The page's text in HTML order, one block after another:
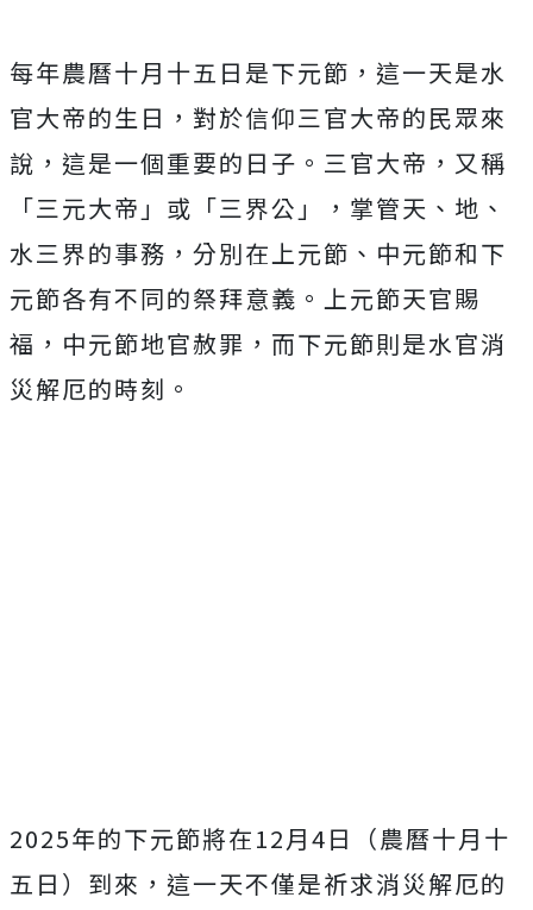
每年農曆十月十五日是下元節，這一天是水
官大帝的生日，對於信仰三官大帝的民眾來
說，這是一個重要的日子。三官大帝，又稱
「三元大帝」或「三界公」，掌管天、地、
水三界的事務，分別在上元節、中元節和下
元節各有不同的祭拜意義。上元節天官賜
福，中元節地官赦罪，而下元節則是水官消
災解厄的時刻。
2025年的下元節將在12月4日（農曆十月十
五日）到來，這一天不僅是祈求消災解厄的